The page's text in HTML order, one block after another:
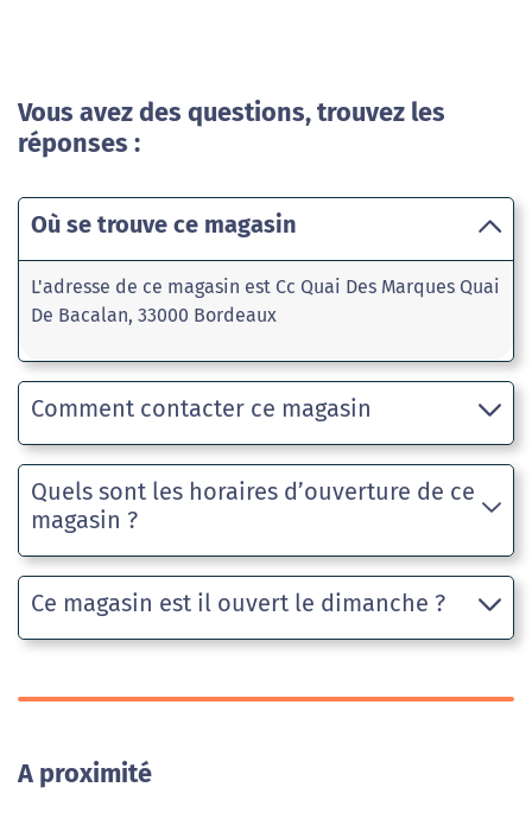
Vous avez des questions, trouvez les
réponses :
Où se trouve ce magasin
L'adresse de ce magasin est Cc Quai Des Marques Quai
De Bacalan, 33000 Bordeaux
Comment contacter ce magasin
Quels sont les horaires d’ouverture de ce
magasin ?
Ce magasin est il ouvert le dimanche ?
A proximité